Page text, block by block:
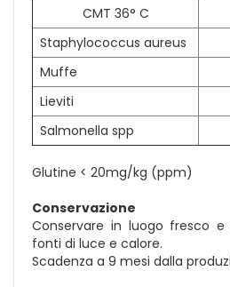
CMT 36° C
Staphylococcus aureus
Muffe
Lieviti
Salmonella spp
Glutine < 20mg/kg (ppm)
Conservazione
Conservare in luogo fresco
fonti di luce e calore.
Scadenza a 9 mesi dalla